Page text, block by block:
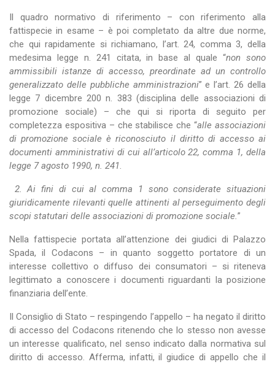
Il quadro normativo di riferimento – con riferimento alla
fattispecie in esame – è poi completato da altre due norme,
che qui rapidamente si richiamano, l’art. 24, comma 3, della
medesima legge n. 241 citata, in base al quale “non sono
ammissibili istanze di accesso, preordinate ad un controllo
generalizzato delle pubbliche amministrazioni” e l’art. 26 della
legge 7 dicembre 200 n. 383 (disciplina delle associazioni di
promozione sociale) – che qui si riporta di seguito per
completezza espositiva – che stabilisce che “alle associazioni
di promozione sociale è riconosciuto il diritto di accesso ai
documenti amministrativi di cui all’articolo 22, comma 1, della
legge 7 agosto 1990, n. 241.
2. Ai fini di cui al comma 1 sono considerate situazioni
giuridicamente rilevanti quelle attinenti al perseguimento degli
scopi statutari delle associazioni di promozione sociale.”
Nella fattispecie portata all’attenzione dei giudici di Palazzo
Spada, il Codacons – in quanto soggetto portatore di un
interesse collettivo o diffuso dei consumatori – si riteneva
legittimato a conoscere i documenti riguardanti la posizione
finanziaria dell’ente.
Il Consiglio di Stato – respingendo l’appello – ha negato il diritto
di accesso del Codacons ritenendo che lo stesso non avesse
un interesse qualificato, nel senso indicato dalla normativa sul
diritto di accesso. Afferma, infatti, il giudice di appello che il